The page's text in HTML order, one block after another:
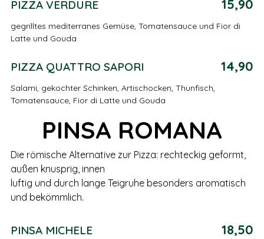
PIZZA VERDURE 15,90
gegrilltes mediterranes Gemüse, Tomatensauce und Fior di
Latte und Gouda
PIZZA QUATTRO SAPORI 14,90
Salami, gekochter Schinken, Artischocken, Thunfisch,
Tomatensauce, Fior di Latte und Gouda
PINSA ROMANA
Die römische Alternative zur Pizza: rechteckig geformt,
außen knusprig, innen
luftig und durch lange Teigruhe besonders aromatisch
und bekömmlich.
PINSA MICHELE 18,50